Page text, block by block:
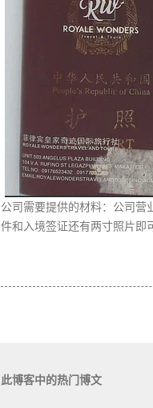
公司需要提供的材料：公司营
件和入境签证还有两寸照片即
此博客中的热门博文